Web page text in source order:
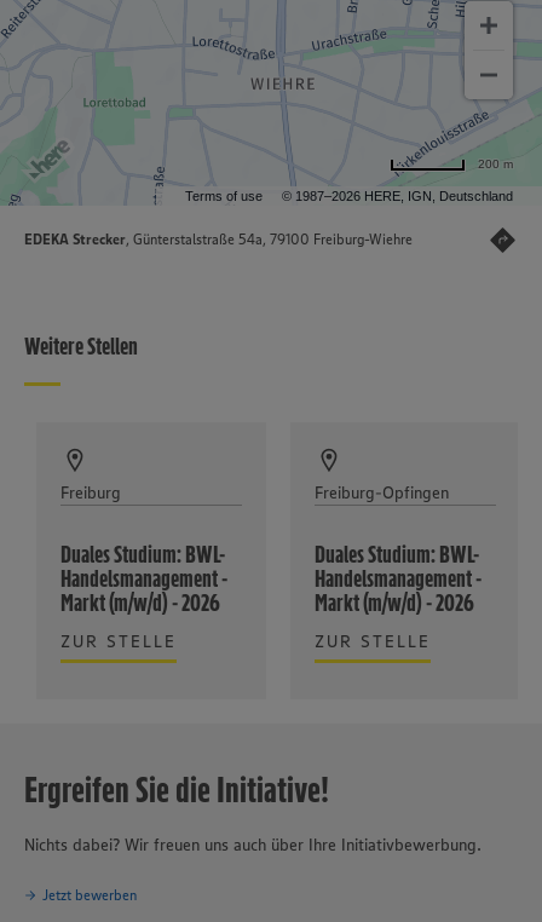
Terms of use © 1987–2026 HERE, IGN, Deutschland
200 m
EDEKA Strecker, Günterstalstraße 54a, 79100 Freiburg-Wiehre
Weitere Stellen
Freiburg
Duales Studium: BWL-
Handelsmanagement -
Markt (m/w/d) - 2026
ZUR STELLE
Freiburg-Opfingen
Duales Studium: BWL-
Handelsmanagement -
Markt (m/w/d) - 2026
ZUR STELLE
Ergreifen Sie die Initiative!
Nichts dabei? Wir freuen uns auch über Ihre Initiativbewerbung.
Jetzt bewerben